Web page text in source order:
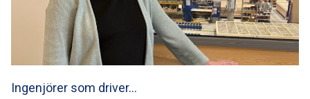
Ingenjörer som driver…